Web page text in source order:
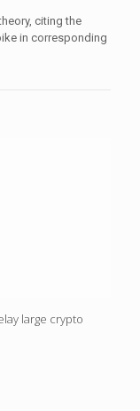
citing the
in corresponding
large crypto